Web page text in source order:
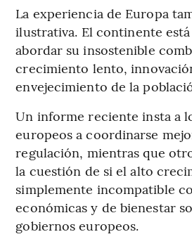
La experiencia de Europa
ilustrativa. El continente
abordar su insostenible
crecimiento lento,
envejecimiento de la
Un informe reciente insta a
europeos a coordinarse
regulación, mientras que
la cuestión de si el alto
simplemente incompatible
económicas y de bienestar
gobiernos europeos.